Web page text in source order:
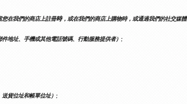
您在我們的商店上註冊時，或在我們的商店上購物時，或通過我們的社交媒
地址、手機或其他電話號碼、行動服務提供者）;
送貨位址和帳單位址）;